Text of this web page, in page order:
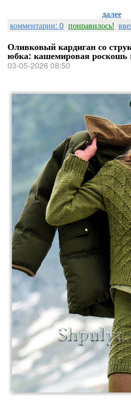
далее
комментарии: 0 понравилось!
Оливковый кардиган со
юбка: кашемировая роскошь
03-05-2026 08:50